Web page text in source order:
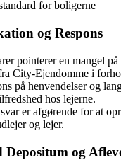
for boligerne
og Respons
pointerer en mangel
City-Ejendomme i
på henvendelser og
hos lejerne.
er afgørende for at
og lejer.
og